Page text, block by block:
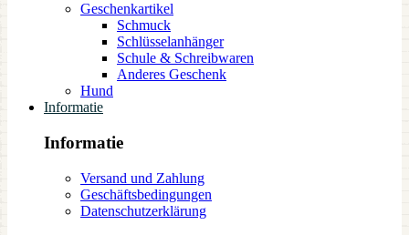
Geschenkartikel
Schmuck
Schlüsselanhänger
Schule & Schreibwaren
Anderes Geschenk
Hund
Informatie
Informatie
Versand und Zahlung
Geschäftsbedingungen
Datenschutzerklärung